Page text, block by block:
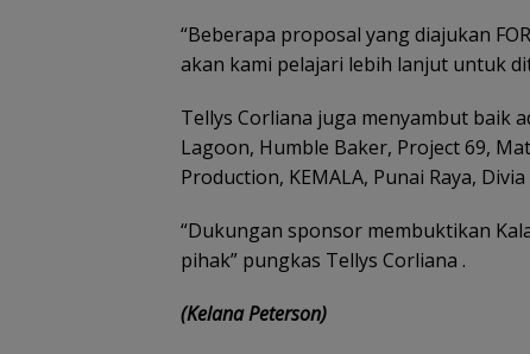
“Beberapa proposal yang diajukan
akan kami pelajari lebih lanjut untuk
Tellys Corliana juga menyambut baik
Lagoon, Humble Baker, Project 69,
Production, KEMALA, Punai Raya,
“Dukungan sponsor membuktikan
pihak” pungkas Tellys Corliana .
(Kelana Peterson)